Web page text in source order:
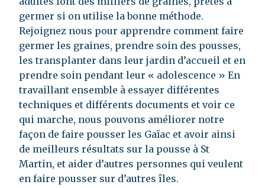
germer si on utilise la bonne méthode.
Rejoignez nous pour apprendre comment faire
germer les graines, prendre soin des pousses,
les transplanter dans leur jardin d’accueil et en
prendre soin pendant leur « adolescence » En
travaillant ensemble à essayer différentes
techniques et différents documents et voir ce
qui marche, nous pouvons améliorer notre
façon de faire pousser les Gaïac et avoir ainsi
de meilleurs résultats sur la pousse à St
Martin, et aider d’autres personnes qui veulent
en faire pousser sur d’autres îles.